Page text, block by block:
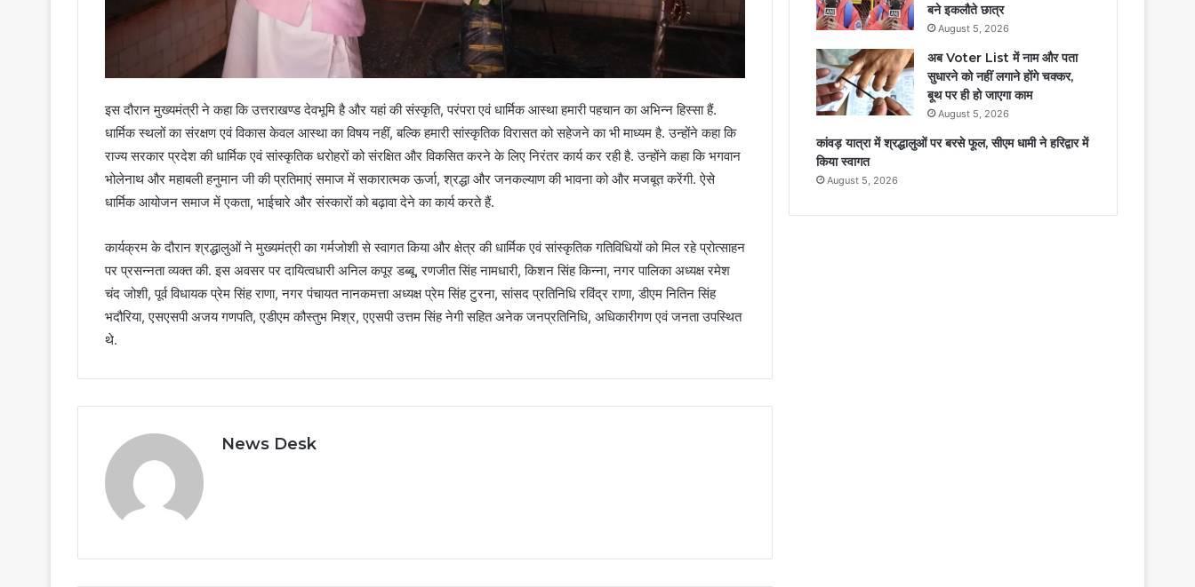
इस दौरान मुख्यमंत्री ने कहा कि उत्तराखण्ड देवभूमि है और यहां की संस्कृति, परंपरा एवं धार्मिक आस्था हमारी पहचान का अभिन्न हिस्सा हैं.
धार्मिक स्थलों का संरक्षण एवं विकास केवल आस्था का विषय नहीं, बल्कि हमारी सांस्कृतिक विरासत को सहेजने का भी माध्यम है. उन्होंने कहा कि
राज्य सरकार प्रदेश की धार्मिक एवं सांस्कृतिक धरोहरों को संरक्षित और विकसित करने के लिए निरंतर कार्य कर रही है. उन्होंने कहा कि भगवान
भोलेनाथ और महाबली हनुमान जी की प्रतिमाएं समाज में सकारात्मक ऊर्जा, श्रद्धा और जनकल्याण की भावना को और मजबूत करेंगी. ऐसे
धार्मिक आयोजन समाज में एकता, भाईचारे और संस्कारों को बढ़ावा देने का कार्य करते हैं.
कार्यक्रम के दौरान श्रद्धालुओं ने मुख्यमंत्री का गर्मजोशी से स्वागत किया और क्षेत्र की धार्मिक एवं सांस्कृतिक गतिविधियों को मिल रहे प्रोत्साहन
पर प्रसन्नता व्यक्त की. इस अवसर पर दायित्वधारी अनिल कपूर डब्बू, रणजीत सिंह नामधारी, किशन सिंह किन्ना, नगर पालिका अध्यक्ष रमेश
चंद जोशी, पूर्व विधायक प्रेम सिंह राणा, नगर पंचायत नानकमत्ता अध्यक्ष प्रेम सिंह टुरना, सांसद प्रतिनिधि रविंद्र राणा, डीएम नितिन सिंह
भदौरिया, एसएसपी अजय गणपति, एडीएम कौस्तुभ मिश्र, एएसपी उत्तम सिंह नेगी सहित अनेक जनप्रतिनिधि, अधिकारीगण एवं जनता उपस्थित
थे.
News Desk
बने इकलौते छात्र
August 5, 2026
अब Voter List में नाम और पता
सुधारने को नहीं लगाने होंगे चक्कर,
बूथ पर ही हो जाएगा काम
August 5, 2026
कांवड़ यात्रा में श्रद्धालुओं पर बरसे फूल, सीएम धामी ने हरिद्वार में
किया स्वागत
August 5, 2026